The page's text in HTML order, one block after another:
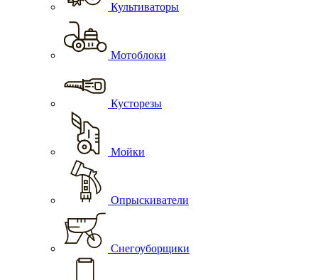
Культиваторы
Мотоблоки
Кусторезы
Мойки
Опрыскиватели
Снегоуборщики